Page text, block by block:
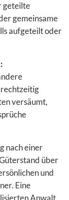
geteilte
gemeinsame
aufgeteilt oder
rechtzeitig
versäumt,
nach einer
über
und
Eine
Anwalt